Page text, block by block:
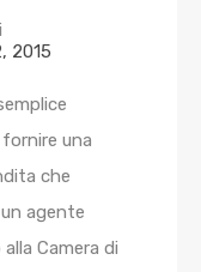
2015
una
che
agente
Camera di